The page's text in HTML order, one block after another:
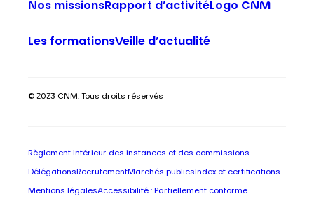
Nos missionsRapport d’activitéLogo CNM
Les formationsVeille d’actualité
© 2023 CNM. Tous droits réservés
Règlement intérieur des instances et des commissions
Délégations RecrutementMarchés publics Index et certifications
Mentions légalesAccessibilité : Partiellement conforme